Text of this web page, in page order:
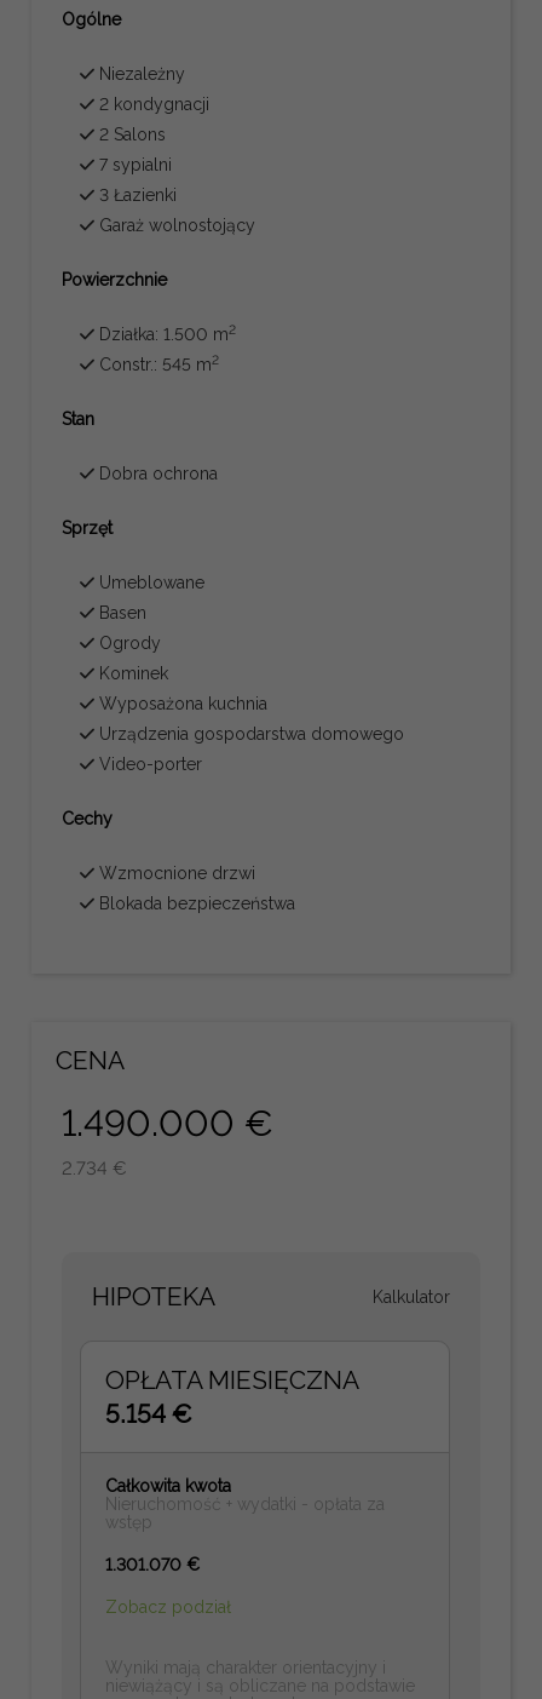
Ogólne
Niezależny
2 kondygnacji
2 Salons
7 sypialni
3 Łazienki
Garaż wolnostojący
Powierzchnie
Działka: 1.500 m2
Constr.: 545 m2
Stan
Dobra ochrona
Sprzęt
Umeblowane
Basen
Ogrody
Kominek
Wyposażona kuchnia
Urządzenia gospodarstwa domowego
Video-porter
Cechy
Wzmocnione drzwi
Blokada bezpieczeństwa
CENA
1.490.000 €
2.734 €
HIPOTEKA Kalkulator
OPŁATA MIESIĘCZNA
5.154 €
Całkowita kwota
Nieruchomość + wydatki - opłata za
wstęp
1.301.070 €
Zobacz podział
Wyniki mają charakter orientacyjny i
niewiążący i są obliczane na podstawie